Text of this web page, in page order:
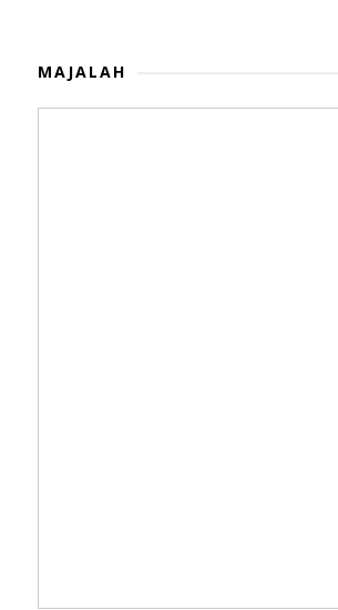
MAJALAH